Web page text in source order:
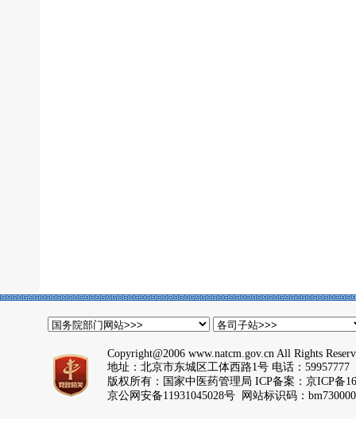
Copyright@2006 www.natcm.gov.cn All Rights
地址：北京市东城区工体西路1号 电话：59957777
版权所有：国家中医药管理局 ICP备案： 京ICP备
京公网安备11931045028号 网站标识码：